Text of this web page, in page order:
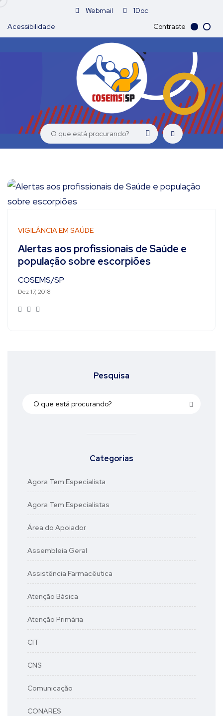
Webmail
1Doc
Acessibilidade
Contraste
VIGILÂNCIA EM SAÚDE
Alertas aos profissionais de Saúde e
população sobre escorpiões
COSEMS/SP
Dez 17, 2018
Pesquisa
Categorias
Agora Tem Especialista
Agora Tem Especialistas
Área do Apoiador
Assembleia Geral
Assistência Farmacêutica
Atenção Básica
Atenção Primária
CIT
CNS
Comunicação
CONARES